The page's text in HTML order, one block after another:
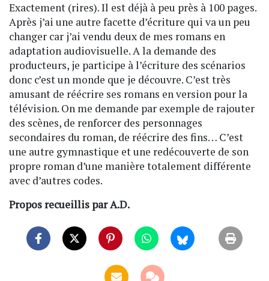
Exactement (rires). Il est déjà à peu près à 100 pages.
Après j’ai une autre facette d’écriture qui va un peu
changer car j’ai vendu deux de mes romans en
adaptation audiovisuelle. A la demande des
producteurs, je participe à l’écriture des scénarios
donc c’est un monde que je découvre. C’est très
amusant de réécrire ses romans en version pour la
télévision. On me demande par exemple de rajouter
des scènes, de renforcer des personnages
secondaires du roman, de réécrire des fins… C’est
une autre gymnastique et une redécouverte de son
propre roman d’une manière totalement différente
avec d’autres codes.
Propos recueillis par A.D.